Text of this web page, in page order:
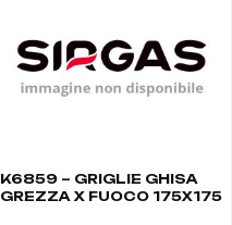
K6859 – GRIGLIE GHISA
GREZZA X FUOCO 175X175